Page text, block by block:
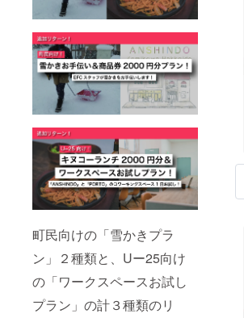
町民向けの「雪かきプラ
ン」２種類と、Uー25向け
の「ワークスペースお試し
プラン」の計３種類のリ